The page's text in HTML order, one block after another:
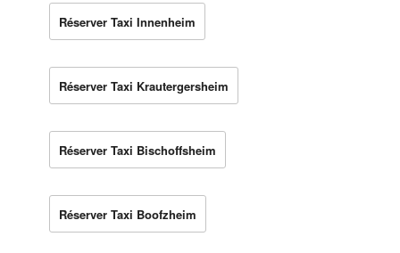
Réserver Taxi Innenheim
Réserver Taxi Krautergersheim
Réserver Taxi Bischoffsheim
Réserver Taxi Boofzheim